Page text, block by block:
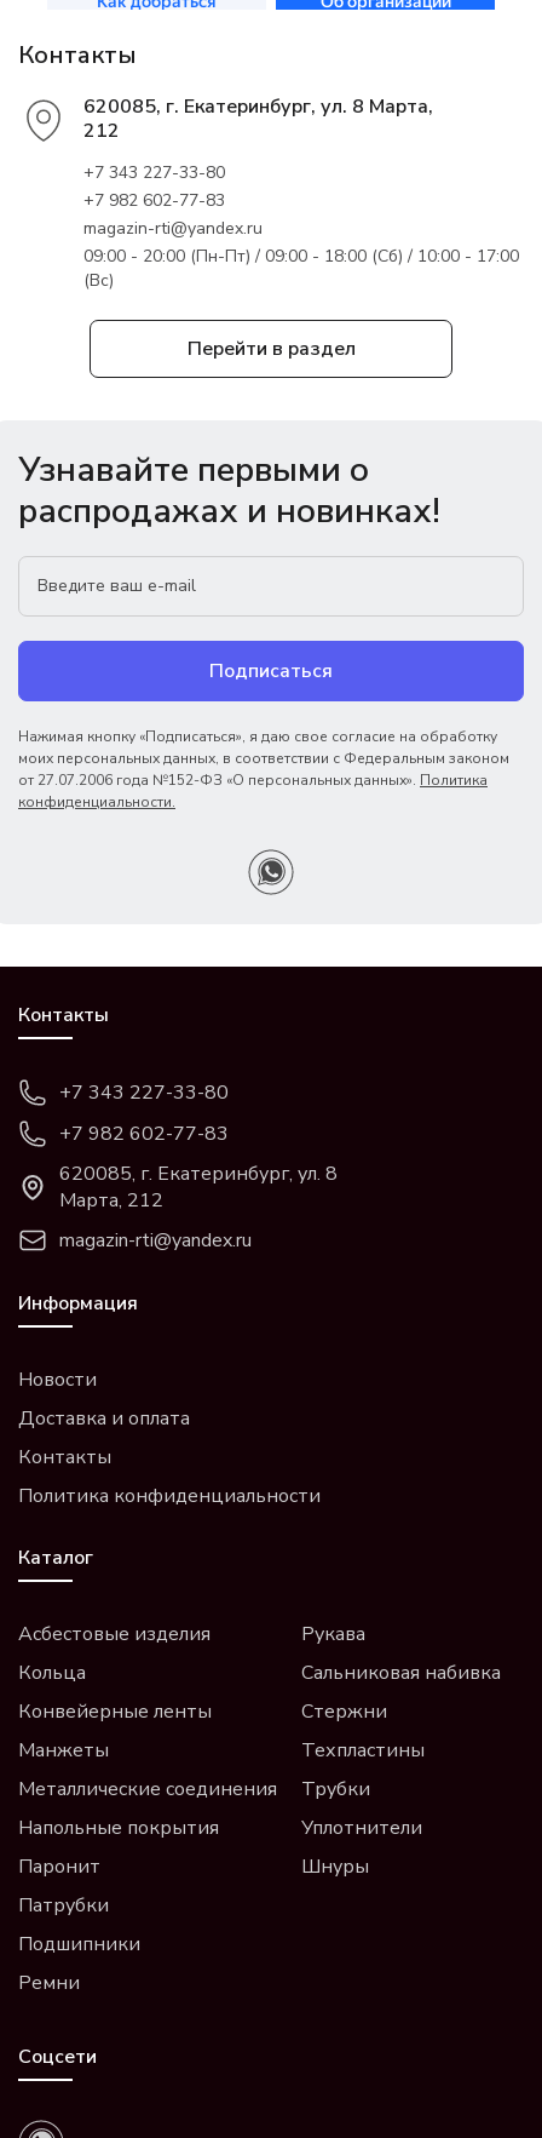
Перейти в раздел
Контакты
620085, г. Екатеринбург, ул. 8 Марта,
212
+7 343 227-33-80
+7 982 602-77-83
magazin-rti@yandex.ru
09:00 - 20:00 (Пн-Пт) / 09:00 - 18:00 (Сб) / 10:00 - 17:00
(Вс)
Узнавайте первыми о
распродажах и новинках!
Подписаться
Нажимая кнопку «Подписаться», я даю свое согласие на обработку
моих персональных данных, в соответствии с Федеральным законом
от 27.07.2006 года №152-ФЗ «О персональных данных». Политика
конфиденциальности.
Контакты
+7 343 227-33-80
+7 982 602-77-83
620085, г. Екатеринбург, ул. 8
Марта, 212
magazin-rti@yandex.ru
Информация
Новости
Доставка и оплата
Контакты
Политика конфиденциальности
Каталог
Асбестовые изделия
Кольца
Конвейерные ленты
Манжеты
Металлические соединения
Напольные покрытия
Паронит
Патрубки
Подшипники
Ремни
Рукава
Сальниковая набивка
Стержни
Техпластины
Трубки
Уплотнители
Шнуры
Соцсети